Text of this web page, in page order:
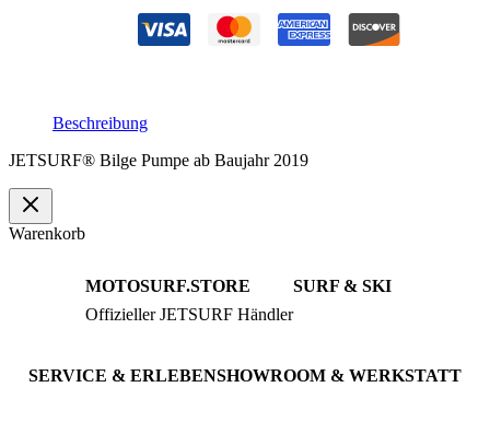
Beschreibung
JETSURF® Bilge Pumpe ab Baujahr 2019
Warenkorb
MOTOSURF.STORE
Offizieller JETSURF Händler
SURF & SKI
JETSURF Boards
SERVICE & ERLEBENSHOWROOM & WERKSTATT